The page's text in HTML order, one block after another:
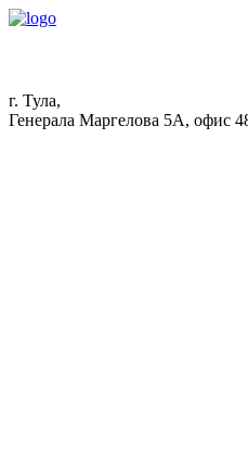
г. Тула,
Генерала Маргелова 5А, офис